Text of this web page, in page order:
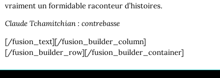
vraiment un formidable raconteur d’histoires.
Claude Tchamitchian : contrebasse
[/fusion_text][/fusion_builder_column]
[/fusion_builder_row][/fusion_builder_container]